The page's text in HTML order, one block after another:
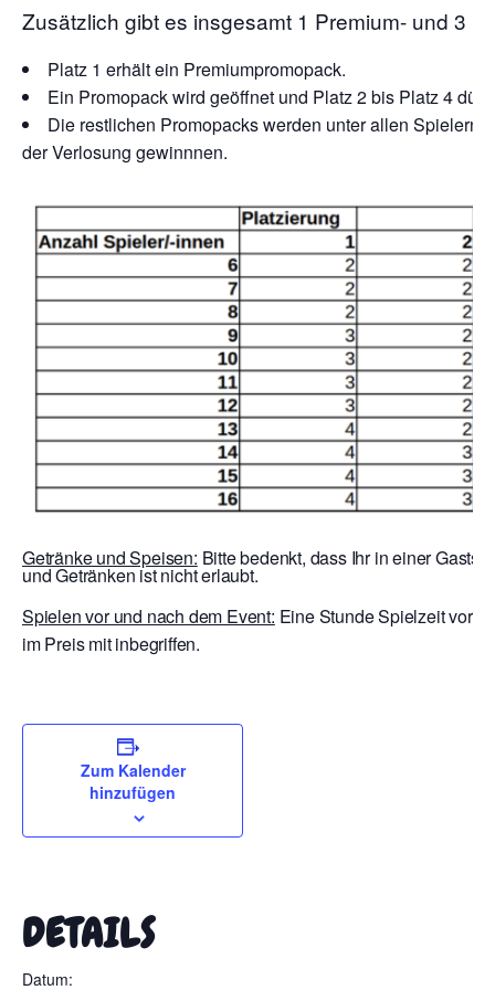
Zusätzlich gibt es insgesamt 1 Premium- und 3
Platz 1 erhält ein Premiumpromopack.
Ein Promopack wird geöffnet und Platz 2 bis Platz 4
Die restlichen Promopacks werden unter allen Spielern
der Verlosung gewinnnen.
Getränke und Speisen: Bitte bedenkt, dass Ihr in einer
und Getränken ist nicht erlaubt.
Spielen vor und nach dem Event: Eine Stunde Spielzeit vor
im Preis mit inbegriffen.
Zum Kalender
hinzufügen
DETAILS
Datum: